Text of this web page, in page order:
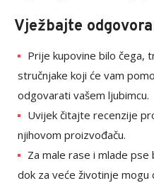
Vježbajte
Prije kupovine bilo čega,
stručnjake koji će vam
odgovarati vašem ljubimcu.
Uvijek čitajte recenzije
njihovom proizvođaču.
Za male rase i mlade
dok za veće životinje mogu